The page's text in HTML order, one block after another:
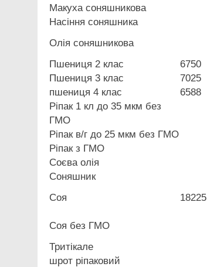
Макуха соняшникова
Насіння соняшника
Олія соняшникова
Пшениця 2 клас
6750
Пшениця 3 клас
7025
пшениця 4 клас
6588
Ріпак 1 кл до 35 мкм без
ГМО
Ріпак в/г до 25 мкм без ГМО
Ріпак з ГМО
Соєва олія
Соняшник
Соя
18225
Соя без ГМО
Тритікале
шрот ріпаковий